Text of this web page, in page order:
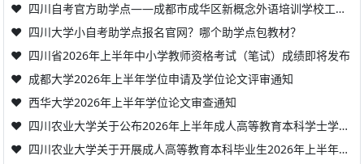
❤ 四川自考官方助学点——成都市成华区新概念外语培训学校工商信息查询
❤ 四川大学小自考助学点报名官网？哪个助学点包教材？
❤ 四川省2026年上半年中小学教师资格考试（笔试）成绩即将发布
❤ 成都大学2026年上半年学位申请及学位论文评审通知
❤ 西华大学2026年上半年学位论文审查通知
❤ 四川农业大学关于公布2026年上半年成人高等教育本科学士学位英语水平考试成绩的通知
❤ 四川农业大学关于开展成人高等教育本科毕业生2026年上半年申请学士学位工作的通知